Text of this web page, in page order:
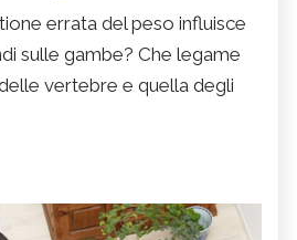
errata del peso influisce
sulle gambe? Che legame
vertebre e quella degli